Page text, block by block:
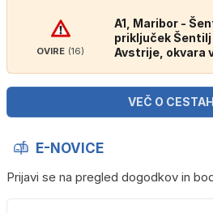
OVIRE (16)
A1, Maribor -
priključek Šentilj
Avstrije, okvara
VEČ O CESTAH
E-NOVICE
Prijavi se na pregled dogodkov in